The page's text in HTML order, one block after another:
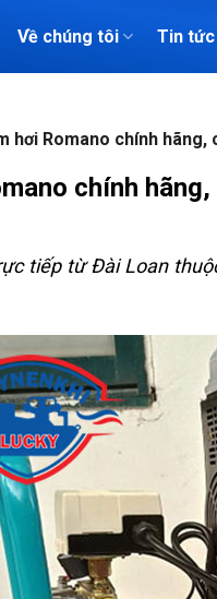
Về chúng tôi Tin tức
hơi Romano chính
chính
tiếp từ Đài Loan